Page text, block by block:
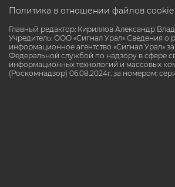
Политика в отношении файлов cookie
Главный редактор: Кириллов Александр
Учредитель: ООО «Сигнал Урал» Сведения о
информационное агентство «Сигнал Урал»
Федеральной службой по надзору в сфере
информационных технологий и массовых
(Роскомнадзор) 06.08.2024г. за номером: